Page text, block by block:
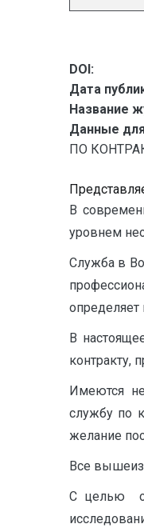
DOI:
Дата
Название
Данные
ПО
В
уровнем
Служба в
определяет
В
контракту,
Имеются
службу по
желание
Все
C целью